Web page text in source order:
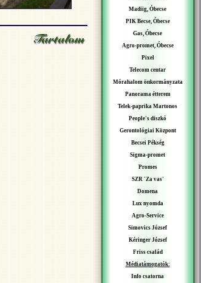
Madiig, Óbecse
PIK Becse, Óbecse
Gas, Óbecse
Agro-promet, Óbecse
Pixel
Telecom centar
Mórahalom önkormányzata
Panorama étterem
Telek-paprika Martonos
People's diszkó
Gerontológiai Központ
Becsei Pékség
Sigma-promet
Promes
SZR 'Za vas'
Domena
Lux nyomda
Agro-Service
Simovics József
Kéringer József
Friss család
Médiatámogatók:
Info csatorna